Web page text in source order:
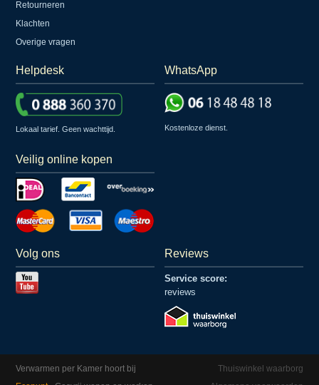
Retourneren
Klachten
Overige vragen
Helpdesk
Lokaal tarief. Geen wachttijd.
WhatsApp
Kostenloze dienst.
Veilig online kopen
Volg ons Reviews
Service score:
reviews
Verwarmen per Kamer hoort bij
Thuiswinkel waarborg